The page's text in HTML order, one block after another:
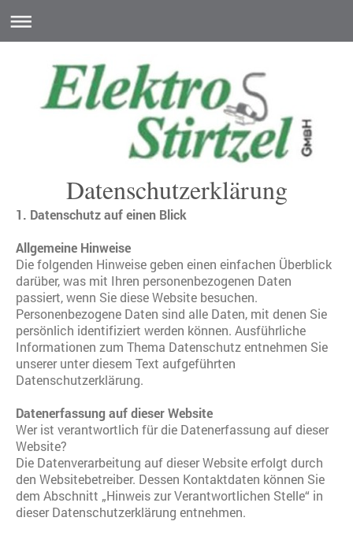
Datenschutzerklärung
1. Datenschutz auf einen Blick
Allgemeine Hinweise
Die folgenden Hinweise geben einen einfachen Überblick
darüber, was mit Ihren personenbezogenen Daten
passiert, wenn Sie diese Website besuchen.
Personenbezogene Daten sind alle Daten, mit denen Sie
persönlich identifiziert werden können. Ausführliche
Informationen zum Thema Datenschutz entnehmen Sie
unserer unter diesem Text aufgeführten
Datenschutzerklärung.
Datenerfassung auf dieser Website
Wer ist verantwortlich für die Datenerfassung auf dieser
Website?
Die Datenverarbeitung auf dieser Website erfolgt durch
den Websitebetreiber. Dessen Kontaktdaten können Sie
dem Abschnitt „Hinweis zur Verantwortlichen Stelle“ in
dieser Datenschutzerklärung entnehmen.